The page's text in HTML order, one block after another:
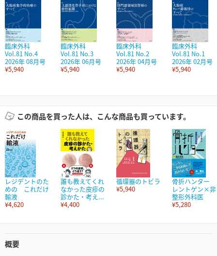
臨床外科
Vol.81 No.4
2026年 08月号
¥5,940
臨床外科
Vol.81 No.3
2026年 06月号
¥5,940
臨床外科
Vol.81 No.2
2026年 04月号
¥5,940
臨床外科
Vol.81 No.1
2026年 02月号
¥5,940
この商品を買った人は、こんな商品も買っています。
レジデントのた
めの これだけ
輸液
¥4,620
誰も教えてくれ
なかった皮疹の
診かた・考え...
¥4,400
循環器のトビラ
¥5,940
骨折ハンター
レントゲン×非
整形外科医
¥5,280
概要